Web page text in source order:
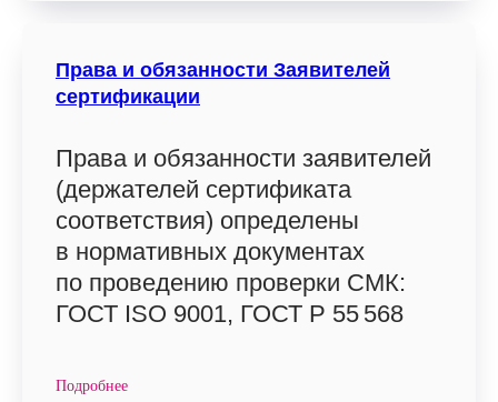
Права и обязанности Заявителей
сертификации
Права и обязанности заявителей
(держателей сертификата
соответствия) определены
в нормативных документах
по проведению проверки СМК:
ГОСТ ISO 9001, ГОСТ Р 55 568
Подробнее